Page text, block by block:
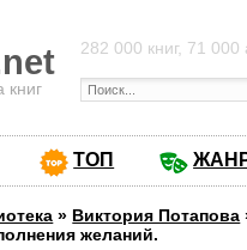
книг
282 000 книг, 71 000
ТОП
» Виктория Потапова
желаний.